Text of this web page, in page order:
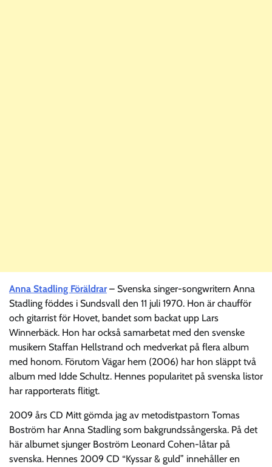
Anna Stadling Föräldrar– Svenska singer-songwritern Anna
Stadling föddes i Sundsvall den 11 juli 1970. Hon är chaufför
och gitarrist för Hovet, bandet som backat upp Lars
Winnerbäck. Hon har också samarbetat med den svenske
musikern Staffan Hellstrand och medverkat på flera album
med honom. Förutom Vägar hem (2006) har hon släppt två
album med Idde Schultz. Hennes popularitet på svenska listor
har rapporterats flitigt.
2009 års CD Mitt gömda jag av metodistpastorn Tomas
Boström har Anna Stadling som bakgrundssångerska. På det
här albumet sjunger Boström Leonard Cohen-låtar på
svenska. Hennes 2009 CD “Kyssar & guld” innehåller en